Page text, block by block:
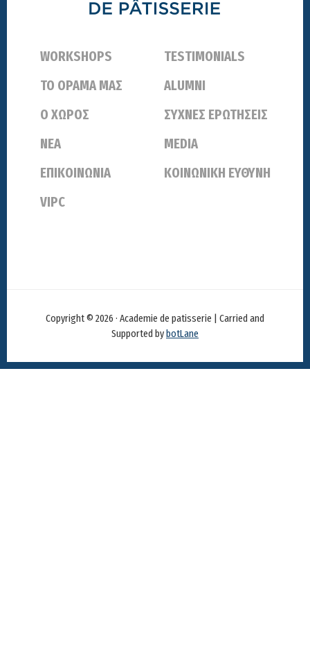
WORKSHOPS
ΤΟ ΟΡΑΜΑ ΜΑΣ
Ο ΧΩΡΟΣ
ΝΕΑ
ΕΠΙΚΟΙΝΩΝΙΑ
VIPC
TESTIMONIALS
ALUMNI
ΣΥΧΝΕΣ ΕΡΩΤΗΣΕΙΣ
MEDIA
ΚΟΙΝΩΝΙΚΗ ΕΥΘΥΝΗ
Copyright © 2026 · Academie de patisserie | Carried and
Supported bybotLane